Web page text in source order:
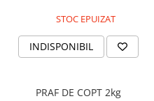
STOC EPUIZAT
INDISPONIBIL
PRAF DE COPT 2kg